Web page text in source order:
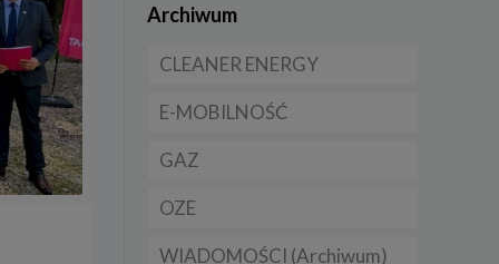
Archiwum
CLEANER ENERGY
Dla domu
Dla firmy
Dla samorządu
E-MOBILNOŚĆ
Samochody elektryczne
GAZ
CNG
LNG
OZE
Licznik OZE
WIADOMOŚCI (Archiwum)